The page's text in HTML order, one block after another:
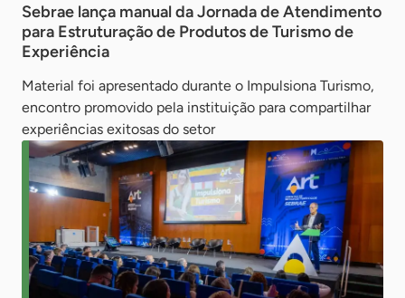
Sebrae lança manual da Jornada de Atendimento
para Estruturação de Produtos de Turismo de
Experiência
Material foi apresentado durante o Impulsiona Turismo,
encontro promovido pela instituição para compartilhar
experiências exitosas do setor